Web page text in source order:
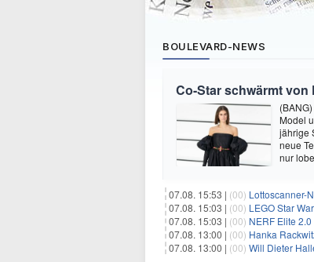
BOULEVARD-NEWS
Co-Star schwärmt von
Model
jährige
neue
nur
07.08. 15:53 | (00) Lottoscanner-
07.08. 15:03 | (00) LEGO Star
07.08. 15:03 | (00) NERF Elite
07.08. 13:00 | (00) Hanka
07.08. 13:00 | (00) Will Dieter